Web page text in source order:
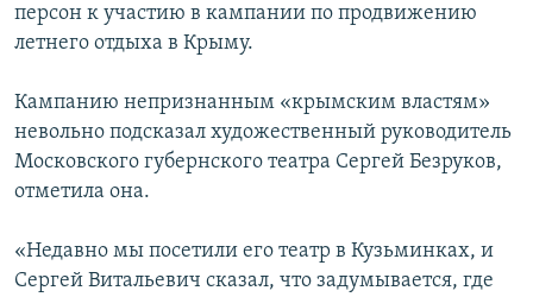
персон к участию в кампании по продвижению
летнего отдыха в Крыму.
Кампанию непризнанным «крымским властям»
невольно подсказал художественный руководитель
Московского губернского театра Сергей Безруков,
отметила она.
«Недавно мы посетили его театр в Кузьминках, и
Сергей Витальевич сказал, что задумывается, где